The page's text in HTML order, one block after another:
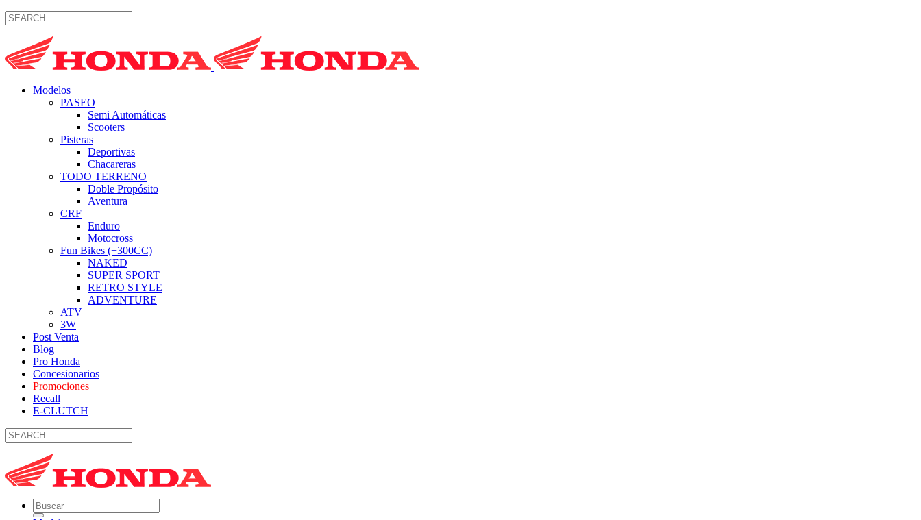
Modelos
PASEO
Semi Automáticas
Scooters
Pisteras
Deportivas
Chacareras
TODO TERRENO
Doble Propósito
Aventura
CRF
Enduro
Motocross
Fun Bikes (+300CC)
NAKED
SUPER SPORT
RETRO STYLE
ADVENTURE
ATV
3W
Post Venta
Blog
Pro Honda
Concesionarios
Promociones
Recall
E-CLUTCH